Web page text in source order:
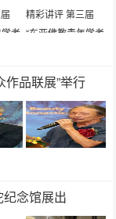
品联展”举行
念馆展出